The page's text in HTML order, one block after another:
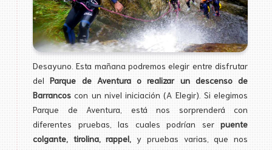
Desayuno. Esta mañana podremos elegir entre disfrutar
delParque de Aventura o realizar un descenso de
Barrancos con un nivel iniciación (A Elegir). Si elegimos
Parque de Aventura, está nos sorprenderá con
diferentes pruebas, las cuales podrían ser puente
colgante, tirolina, rappel,
y pruebas varias, que nos